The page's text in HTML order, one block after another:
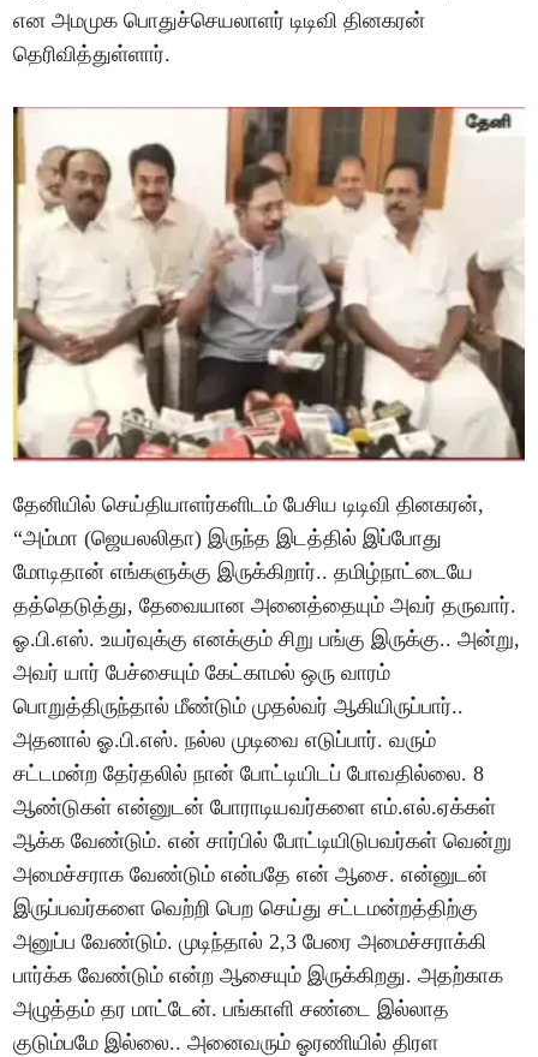
என அமமுக பொதுச்செயலாளர் டிடிவி தினகரன்
தெரிவித்துள்ளார்.
தேனியில் செய்தியாளர்களிடம் பேசிய டிடிவி தினகரன்,
“அம்மா (ஜெயலலிதா) இருந்த இடத்தில் இப்போது
மோடிதான் எங்களுக்கு இருக்கிறார்.. தமிழ்நாட்டையே
தத்தெடுத்து, தேவையான அனைத்தையும் அவர் தருவார்.
ஓ.பி.எஸ். உயர்வுக்கு எனக்கும் சிறு பங்கு இருக்கு.. அன்று,
அவர் யார் பேச்சையும் கேட்காமல் ஒரு வாரம்
பொறுத்திருந்தால் மீண்டும் முதல்வர் ஆகியிருப்பார்..
அதனால் ஓ.பி.எஸ். நல்ல முடிவை எடுப்பார். வரும்
சட்டமன்ற தேர்தலில் நான் போட்டியிடப் போவதில்லை. 8
ஆண்டுகள் என்னுடன் போராடியவர்களை எம்.எல்.ஏக்கள்
ஆக்க வேண்டும். என் சார்பில் போட்டியிடுபவர்கள் வென்று
அமைச்சராக வேண்டும் என்பதே என் ஆசை. என்னுடன்
இருப்பவர்களை வெற்றி பெற செய்து சட்டமன்றத்திற்கு
அனுப்ப வேண்டும். முடிந்தால் 2,3 பேரை அமைச்சராக்கி
பார்க்க வேண்டும் என்ற ஆசையும் இருக்கிறது. அதற்காக
அழுத்தம் தர மாட்டேன். பங்காளி சண்டை இல்லாத
குடும்பமே இல்லை.. அனைவரும் ஓரணியில் திரள